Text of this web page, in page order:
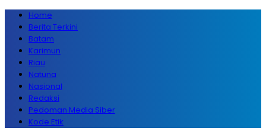
Home
Berita Terkini
Batam
Karimun
Riau
Natuna
Nasional
Redaksi
Pedoman Media Siber
Kode Etik